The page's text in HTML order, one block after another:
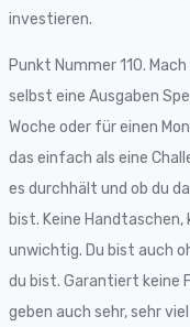
investieren.
Punkt Nummer 110.
selbst eine Ausgaben
Woche oder für einen
das einfach als eine
es durchhält und ob du
bist. Keine Handtaschen,
unwichtig. Du bist auch
du bist. Garantiert keine
geben auch sehr, sehr